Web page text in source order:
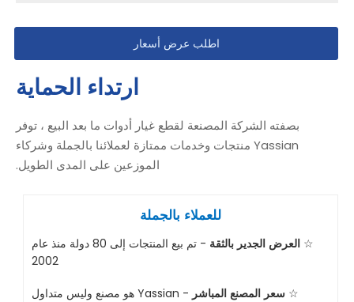
اطلب عرض أسعار
ارتداء الحماية
بصفته الشركة المصنعة لقطع غيار أدوات ما بعد البيع ، توفر
Yassian منتجات وخدمات ممتازة لعملائنا بالجملة وشركاء
الموزعين على المدى الطويل.
للعملاء بالجملة
☆ العرض الجدير بالثقة
- تم بيع المنتجات إلى 80 دولة منذ عام
2002
☆ سعر المصنع المباشر - Yassian هو مصنع وليس متداول